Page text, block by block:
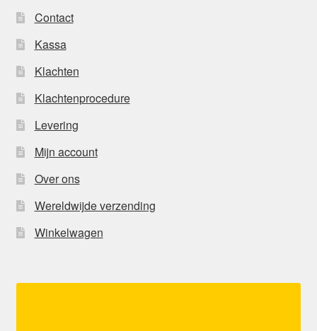
Contact
Kassa
Klachten
Klachtenprocedure
Levering
Mijn account
Over ons
Wereldwijde verzending
Winkelwagen